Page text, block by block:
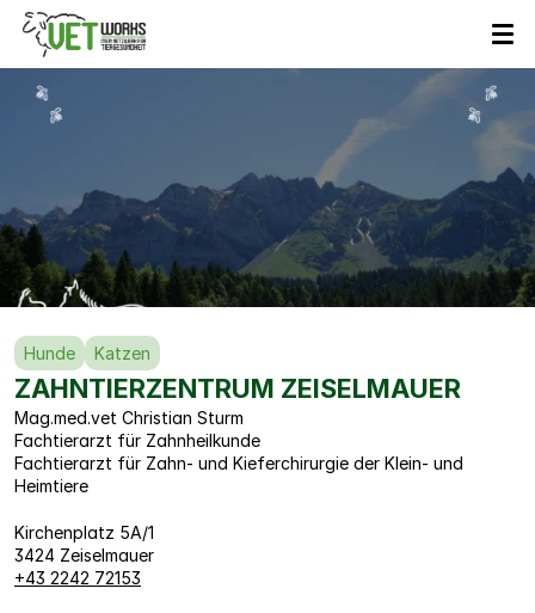
VETWorksPartner
Hunde Katzen
ZAHNTIERZENTRUM ZEISELMAUER
Mag.med.vet Christian Sturm
Fachtierarzt für Zahnheilkunde
Fachtierarzt für Zahn- und Kieferchirurgie der Klein- und
Heimtiere
Kirchenplatz 5A/1
3424 Zeiselmauer
+43 2242 72153